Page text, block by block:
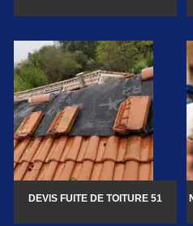
DEVIS FUITE DE TOITURE 51